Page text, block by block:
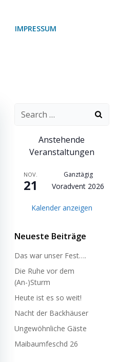
IMPRESSUM
Search
Anstehende
Veranstaltungen
NOV.
21
Ganztägig
Voradvent 2026
Kalender anzeigen
Neueste Beiträge
Das war unser Fest….
Die Ruhe vor dem
(An-)Sturm
Heute ist es so weit!
Nacht der Backhäuser
Ungewöhnliche Gäste
Maibaumfeschd 26